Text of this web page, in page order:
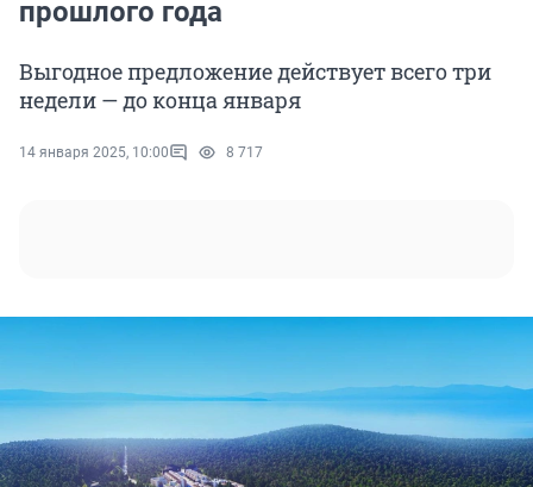
прошлого года
Выгодное предложение действует всего три
недели — до конца января
14 января 2025, 10:00 8 717